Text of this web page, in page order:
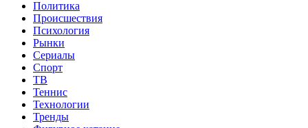
Политика
Происшествия
Психология
Рынки
Сериалы
Спорт
ТВ
Теннис
Технологии
Тренды